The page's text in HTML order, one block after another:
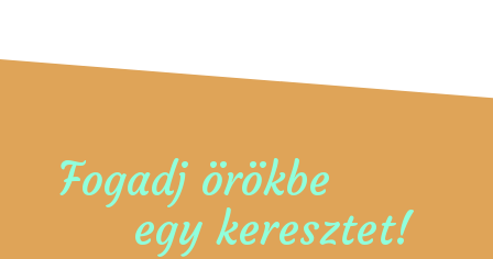
Fogadj örökbe
egy keresztet!